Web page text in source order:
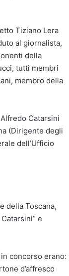
Tiziano Lera
al giornalista,
della
tutti membri
membro della
Catarsini
(Dirigente degli
dell’Ufficio
della Toscana,
e
concorso erano:
d’affresco